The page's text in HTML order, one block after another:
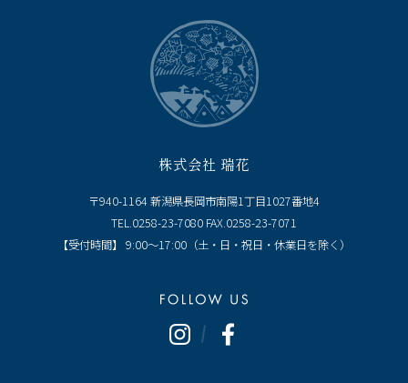
株式会社 瑞花
〒940-1164 新潟県長岡市南陽1丁目1027番地4
TEL.0258-23-7080 FAX.0258-23-7071
【受付時間】 9:00～17:00（土・日・祝日・休業日を除く）